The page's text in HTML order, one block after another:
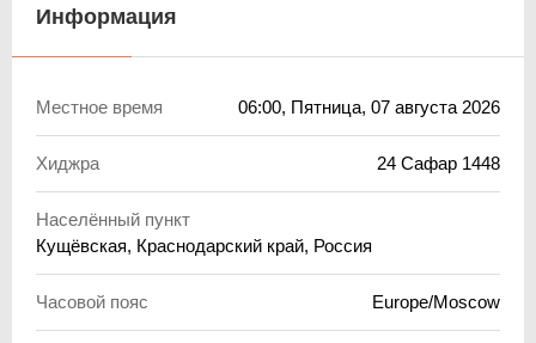
Информация
Местное время 06:00, Пятница, 07 августа 2026
Хиджра 24 Сафар 1448
Населённый пункт
Кущёвская, Краснодарский край, Россия
Часовой пояс Europe/Moscow